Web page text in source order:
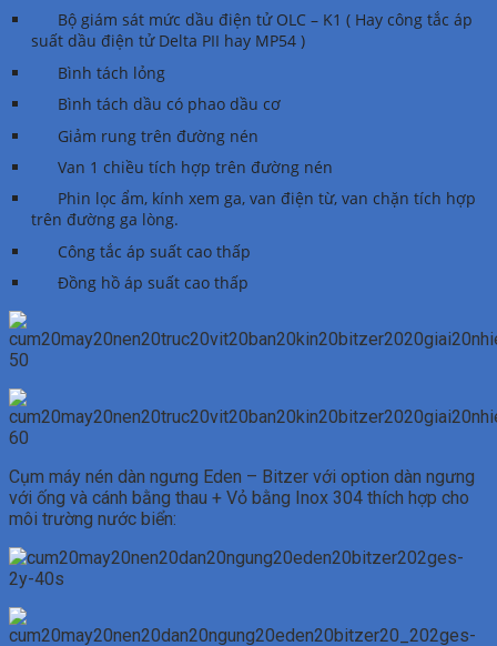
Bộ giám sát mức dầu điện tử OLC – K1 ( Hay công tắc áp
suất dầu điện tử Delta PII hay MP54 )
Bình tách lỏng
Bình tách dầu có phao dầu cơ
Giảm rung trên đường nén
Van 1 chiều tích hợp trên đường nén
Phin lọc ẩm, kính xem ga, van điện từ, van chặn tích hợp
trên đường ga lòng.
Công tắc áp suất cao thấp
Đồng hồ áp suất cao thấp
Cụm máy nén dàn ngưng Eden – Bitzer với option dàn ngưng
với ống và cánh bằng thau + Vỏ bằng Inox 304 thích hợp cho
môi trường nước biển: